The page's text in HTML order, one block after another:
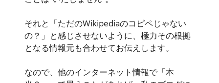
それと「ただのWikipediaのコピペじゃない
の？」と感じさせないように、極力その根拠
となる情報元も合わせてお伝えします。
なので、他のインターネット情報で「本